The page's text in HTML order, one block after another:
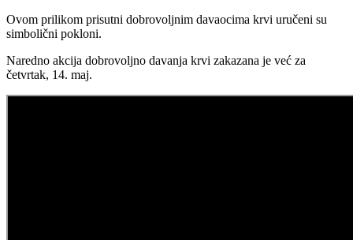
Ovom prilikom prisutni dobrovoljnim davaocima krvi uručeni su
simbolični pokloni.
Naredno akcija dobrovoljno davanja krvi zakazana je već za
četvrtak, 14. maj.